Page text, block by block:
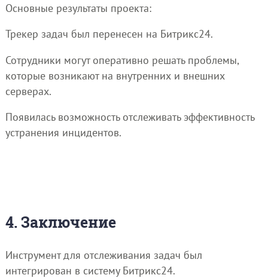
Основные результаты проекта:
Трекер задач был перенесен на Битрикс24.
Сотрудники могут оперативно решать проблемы,
которые возникают на внутренних и внешних
серверах.
Появилась возможность отслеживать эффективность
устранения инцидентов.
4. Заключение
Инструмент для отслеживания задач был
интегрирован в систему Битрикс24.